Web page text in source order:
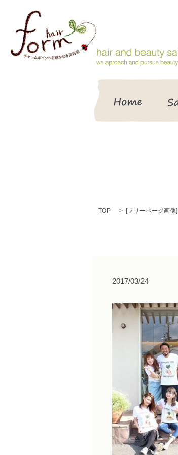
HOME
TOP [フリーページ画像]
2017/03/24